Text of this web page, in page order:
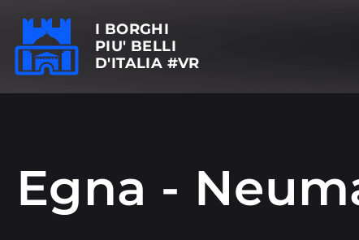
I BORGHI
PIU' BELLI
D'ITALIA #VR
Egna -